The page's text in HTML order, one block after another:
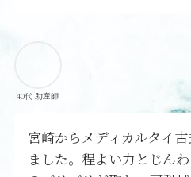
40代 助産師
宮崎からメディカルタイ
ました。程よい力とじん